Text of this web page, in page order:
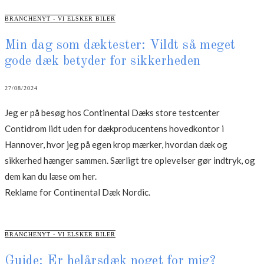
CATEGORIES
BRANCHENYT - VI ELSKER BILER
Min dag som dæktester: Vildt så meget
gode dæk betyder for sikkerheden
27/08/2024
Jeg er på besøg hos Continental Dæks store testcenter
Contidrom lidt uden for dækproducentens hovedkontor i
Hannover, hvor jeg på egen krop mærker, hvordan dæk og
sikkerhed hænger sammen. Særligt tre oplevelser gør indtryk, og
dem kan du læse om her.
Reklame for Continental Dæk Nordic.
CATEGORIES
BRANCHENYT - VI ELSKER BILER
Guide: Er helårsdæk noget for mig?